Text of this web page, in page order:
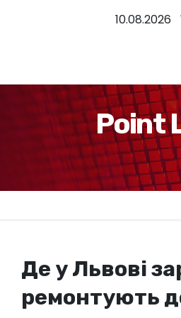
й
к
10.08.2026
Point
Де у Львові
ремонтують